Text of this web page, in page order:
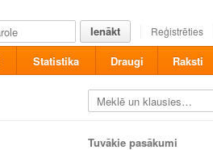
Ienākt Reģistrēties
Statistika Draugi Raksti
Tuvākie pasākumi